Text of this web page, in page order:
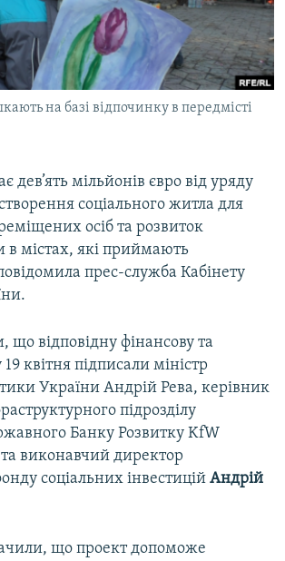
КРИМУ
RL
на базі відпочинку в передмісті
дев’ять мільйонів євро від уряду
соціального житла для
осіб та розвиток
в містах, які приймають
прес-служба Кабінету
що відповідну фінансову та
квітня підписали міністр
України Андрій Рева, керівник
підрозділу
Банку Розвитку KfW
та виконавчий директор
соціальних інвестицій Андрій
що проект допоможе